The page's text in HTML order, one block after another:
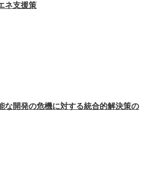
ネ支援策
な開発の危機に対する統合的解決策の